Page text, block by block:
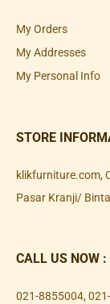
My Orders
My Addresses
My Personal Info
STORE
klikfurniture.com,
Pasar Kranji/
CALL US NOW :
021-8855004,